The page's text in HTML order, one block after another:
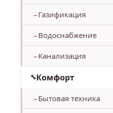
Газификация
Водоснабжение
Канализация
Комфорт
Бытовая техника